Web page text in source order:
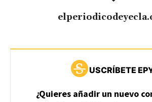
USCRÍBETE
¿Quieres añadir un nuevo